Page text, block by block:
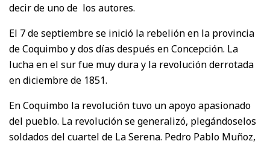
decir de uno de los autores.
El 7 de septiembre se inició la rebelión en la provincia
de Coquimbo y dos días después en Concepción. La
lucha en el sur fue muy dura y la revolución derrotada
en diciembre de 1851.
En Coquimbo la revolución tuvo un apoyo apasionado
del pueblo. La revolución se generalizó, plegándoselos
soldados del cuartel de La Serena. Pedro Pablo Muñoz,